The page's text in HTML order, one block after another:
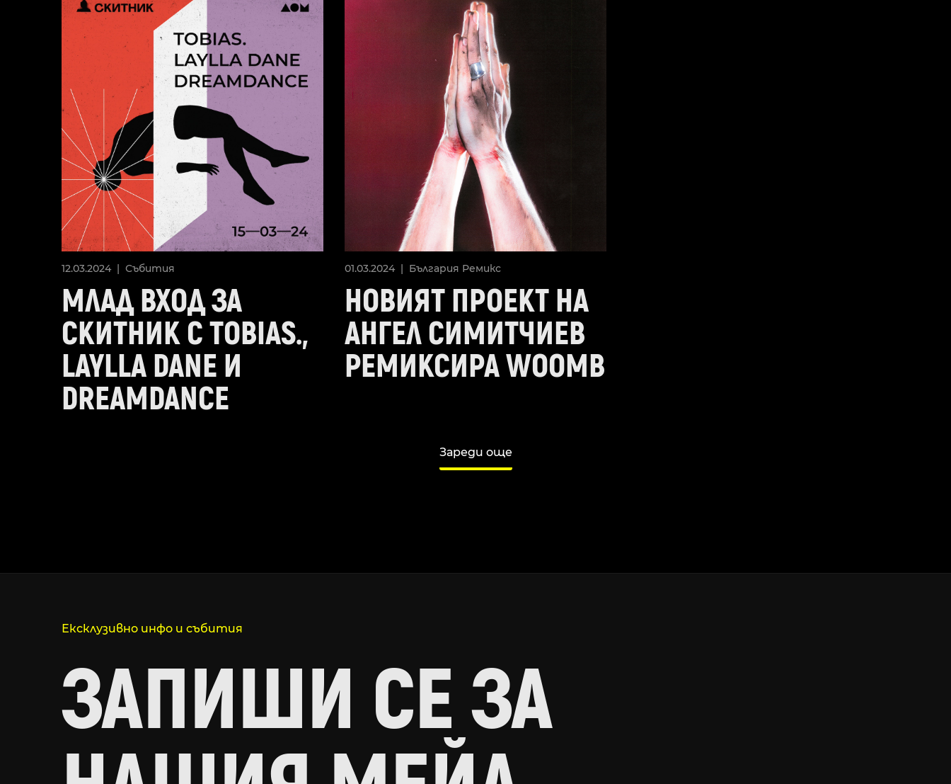
12.03.2024 | Събития
МЛАД ВХОД ЗА
СКИТНИК С TOBIAS.,
LAYLLA DANE И
DREAMDANCE
01.03.2024 | България Ремикс
НОВИЯТ ПРОЕКТ НА
АНГЕЛ СИМИТЧИЕВ
РЕМИКСИРА WOOMB
Зареди още
Ексклузивно инфо и събития
ЗАПИШИ СЕ ЗА